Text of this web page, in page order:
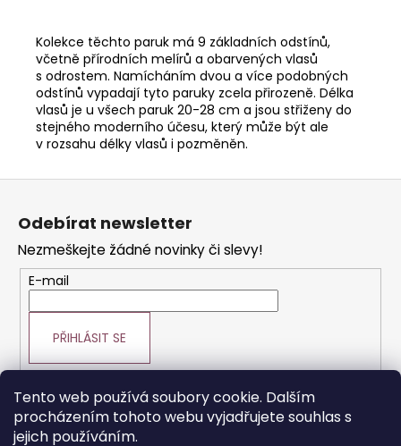
Tento web používá soubory cookie. Dalším
procházením tohoto webu vyjadřujete souhlas s
jejich používáním.
Kolekce těchto paruk má 9 základních odstínů,
včetně přírodních melírů a obarvených vlasů
s odrostem. Namícháním dvou a více podobných
odstínů vypadají tyto paruky zcela přirozeně. Délka
vlasů je u všech paruk 20-28 cm a jsou střiženy do
stejného moderního účesu, který může být ale
v rozsahu délky vlasů i pozměněn.
Z
Odebírat newsletter
Nezmeškejte žádné novinky či slevy!
E-mail
PŘIHLÁSIT SE
Prodej vlasové kosmetiky